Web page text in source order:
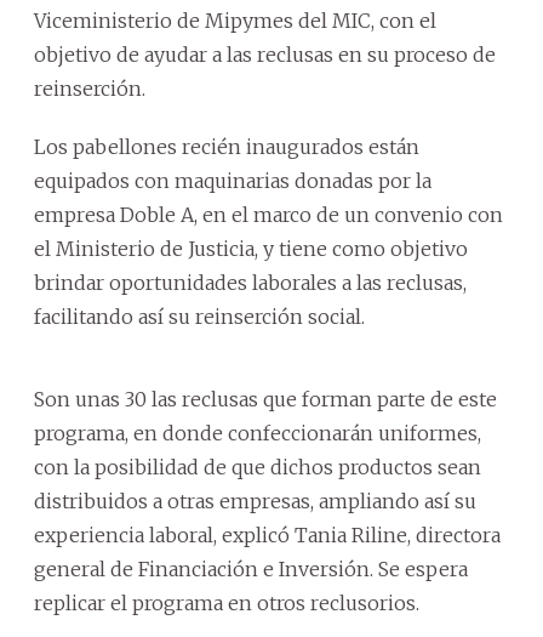
Viceministerio de Mipymes del MIC, con el
objetivo de ayudar a las reclusas en su proceso de
reinserción.
Los pabellones recién inaugurados están
equipados con maquinarias donadas por la
empresa Doble A, en el marco de un convenio con
el Ministerio de Justicia, y tiene como objetivo
brindar oportunidades laborales a las reclusas,
facilitando así su reinserción social.
Son unas 30 las reclusas que forman parte de este
programa, en donde confeccionarán uniformes,
con la posibilidad de que dichos productos sean
distribuidos a otras empresas, ampliando así su
experiencia laboral, explicó Tania Riline, directora
general de Financiación e Inversión. Se espera
replicar el programa en otros reclusorios.